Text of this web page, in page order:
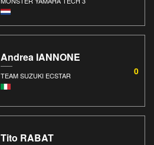
Andrea IANNONE
TEAM SUZUKI ECSTAR 0
Tito RABAT